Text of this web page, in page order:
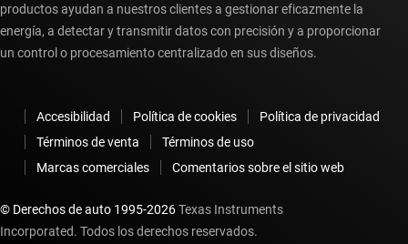
productos ayudan a nuestros clientes a gestionar eficazmente la
energía, a detectar y transmitir datos con precisión y a proporcionar
un control o procesamiento centralizado en sus diseños.
Accesibilidad Política de cookies
Política de privacidad
Términos de venta
Términos de uso
Marcas comerciales
Comentarios sobre el sitio web
© Derechos de auto 1995-2026Texas Instruments
Incorporated. Todos los derechos reservados.